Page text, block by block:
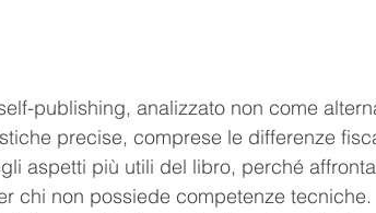
publishing, analizzato non come
precise, comprese le differenze
aspetti più utili del libro, perché
chi non possiede competenze tecniche.